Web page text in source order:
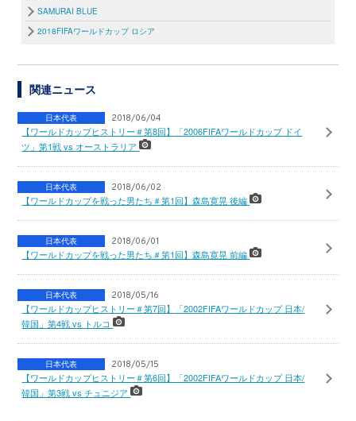
SAMURAI BLUE
2018FIFAワールドカップ ロシア
関連ニュース
日本代表 2018/06/04
【ワールドカップヒストリー＃第8回】「2006FIFAワールドカップ ドイ
ツ」第1戦 vs オーストラリア
日本代表 2018/06/02
【ワールドカップを戦った男たち＃第1回】森島寛晃 後編
日本代表 2018/06/01
【ワールドカップを戦った男たち＃第1回】森島寛晃 前編
日本代表 2018/05/16
【ワールドカップヒストリー＃第7回】「2002FIFAワールドカップ 日本/
韓国」第4戦 vs トルコ
日本代表 2018/05/15
【ワールドカップヒストリー＃第6回】「2002FIFAワールドカップ 日本/
韓国」第3戦 vs チュニジア